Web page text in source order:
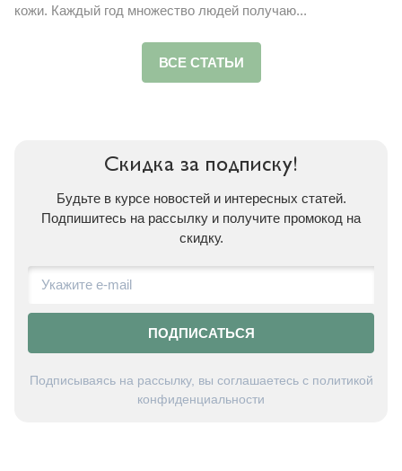
кожи. Каждый год множество людей получаю...
ВСЕ СТАТЬИ
Скидка за подписку!
Будьте в курсе новостей и интересных статей.
Подпишитесь на рассылку и получите промокод на
скидку.
ПОДПИСАТЬСЯ
Подписываясь на рассылку, вы соглашаетесь с политикой
конфиденциальности